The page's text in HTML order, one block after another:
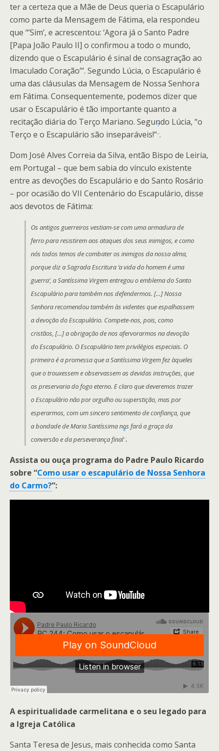
ter a certeza que a Mãe de Deus queria o Escapulário
como parte da Mensagem de Fátima, ela respondeu
que “’Sim’, e acrescentou: ‘Agora já o Santo Padre
[Papa João Paulo II] o confirmou a todo o mundo,
dizendo que o Escapulário é sinal de consagração ao
Imaculado Coração’”. Segundo Lúcia, o Escapulário é
uma das cláusulas da Mensagem de Nossa Senhora
em Fátima. Consequentemente, podemos dizer que
usar o Escapulário é tão importante quanto a
recitação diária do Terço Mariano. Segundo Lúcia, “o
Terço e o Escapulário são inseparáveis!”
7
.
Dom José Alves Correia da Silva, então Bispo de Leiria,
em Portugal – que bem sabia do vínculo existente
entre as devoções do Escapulário e do Santo Rosário
– por ocasião do VII Centenário do Escapulário, disse
aos devotos de Fátima:
Os antigos guerreiros vestiam-se com uma armadura de
ferro para resistirem aos ataques dos seus inimigos, e como
nós todos temos de combater os inimigos da nossa alma,
porque diz a Sagrada Escritura ‘a vida do homem é uma
guerra’, a Santíssima Virgem entregou o emblema do Santo
Escapulário para também nos defendermos. […] Nossa
Senhora recomendou também às videntes que espalhassem
a devoção do Escapulário. Compete-nos, pois, como
cristãos, […] a obrigação de nos afervorarmos na devoção
do Escapulário. O Escapulário tem privilégios especiais. O
primeiro é a promessa que a Santíssima Virgem fez àqueles
que o trouxessem e observassem as devidas instruções, que
os preservaria do fogo eterno. E claro que deveremos trazer
o Escapulário não por orgulho ou superstição, mas por
esperarmos, com um sincero sentimento de confiança, que
a bondade de Maria Santíssima nos fará a graça da
conversão e da perseverança final
8
.
Assista ou ouça programa do Padre Paulo Ricardo
sobre “Como usar o escapulário de Nossa Senhora
do Carmo?”:
A espiritualidade carmelitana e o seu legado para
a Igreja Católica
Santa Teresa de Jesus, mais conhecida como Santa